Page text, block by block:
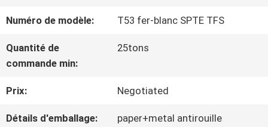
NOUS
Numéro de modèle: T53 fer-blanc SPTE TFS
Quantité de
commande min:
25tons
Prix: Negotiated
Détails d'emballage:
paper+metal antirouille